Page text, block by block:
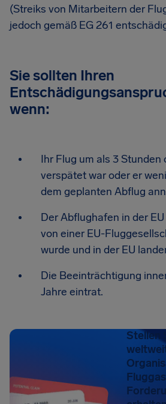
(Streiks von Mitarbeitern der
jedoch gemäß EG 261
Sie sollten Ihren
wenn:
Ihr Flug um als 3 Stunden
verspätet war oder er
dem geplanten Abflug
Der Abflughafen in der
von einer EU-
wurde und in der EU
Die Beeinträchtigung
Jahre eintrat.
Stellen